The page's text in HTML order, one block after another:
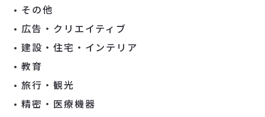
その他
広告・クリエイティブ
建設・住宅・インテリア
教育
旅行・観光
精密・医療機器